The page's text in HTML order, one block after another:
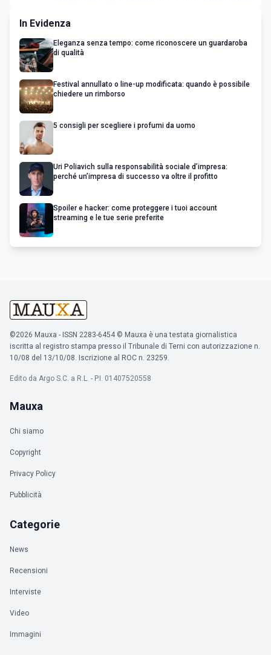
In Evidenza
Eleganza senza tempo: come riconoscere un guardaroba
di qualità
Festival annullato o line-up modificata: quando è possibile
chiedere un rimborso
5 consigli per scegliere i profumi da uomo
Uri Poliavich sulla responsabilità sociale d’impresa:
perché un’impresa di successo va oltre il profitto
Spoiler e hacker: come proteggere i tuoi account
streaming e le tue serie preferite
©2026 Mauxa - ISSN 2283-6454 © Mauxa è una testata giornalistica
iscritta al registro stampa presso il Tribunale di Terni con autorizzazione n.
10/08 del 13/10/08. Iscrizione al ROC n. 23259.
Edito da Argo S.C. a R.L. - P.I. 01407520558
Mauxa
Chi siamo
Copyright
Privacy Policy
Pubblicità
Categorie
News
Recensioni
Interviste
Video
Immagini